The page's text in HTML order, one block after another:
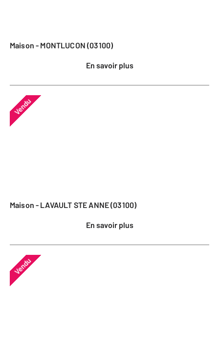
Maison - MONTLUCON (03100)
En savoir plus
Vendu
Maison - LAVAULT STE ANNE (03100)
En savoir plus
Vendu